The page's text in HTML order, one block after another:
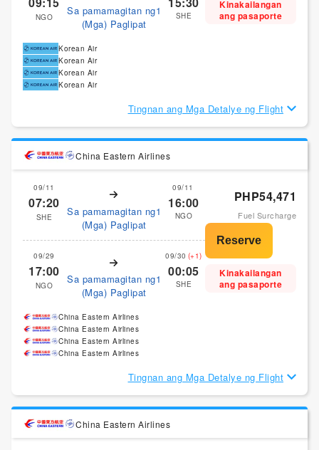
NGO
Sa pamamagitan ng1
(Mga) Paglipat
SHE
Kinakailangan
ang pasaporte
Korean Air
Korean Air
Korean Air
Korean Air
Tingnan ang Mga Detalye ng Flight
China Eastern Airlines
09/11
07:20
SHE
Sa pamamagitan ng1
(Mga) Paglipat
09/11
16:00
NGO
09/29
17:00
NGO
Sa pamamagitan ng1
(Mga) Paglipat
09/30 (+1)
00:05
SHE
PHP54,471
Fuel Surcharge
Kinakailangan
ang pasaporte
China Eastern Airlines
China Eastern Airlines
China Eastern Airlines
China Eastern Airlines
Tingnan ang Mga Detalye ng Flight
China Eastern Airlines